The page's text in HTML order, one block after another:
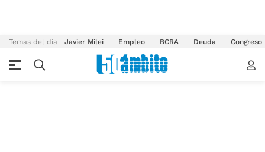
Temas del día Javier Milei Empleo BCRA Deuda Congreso